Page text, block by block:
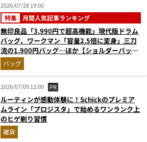
2026/07/28 19:00
特集 月間人気記事ランキング
無印良品「3,990円で超高機能」現代版ドラム
バッグ、ワークマン「容量2.5倍に変身」三刀
流の1,900円バッグ…ほか【ショルダーバッグ
の人気記事ランキングベスト3】（2026年6月
版）
バッグ
2026/07/09 12:00 PR
ルーティンが感動体験に！Schickのプレミア
ムライン「プロジスタ」で始めるワンランク上
のヒゲ剃り習慣
雑貨